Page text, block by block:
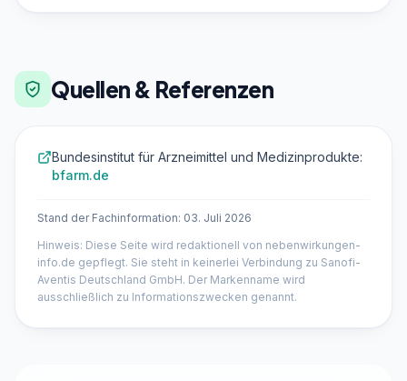
Quellen & Referenzen
Bundesinstitut für Arzneimittel und Medizinprodukte:
bfarm.de
Stand der Fachinformation: 03. Juli 2026
Hinweis: Diese Seite wird redaktionell von nebenwirkungen-
info.de gepflegt. Sie steht in keinerlei Verbindung zu Sanofi-
Aventis Deutschland GmbH. Der Markenname wird
ausschließlich zu Informationszwecken genannt.